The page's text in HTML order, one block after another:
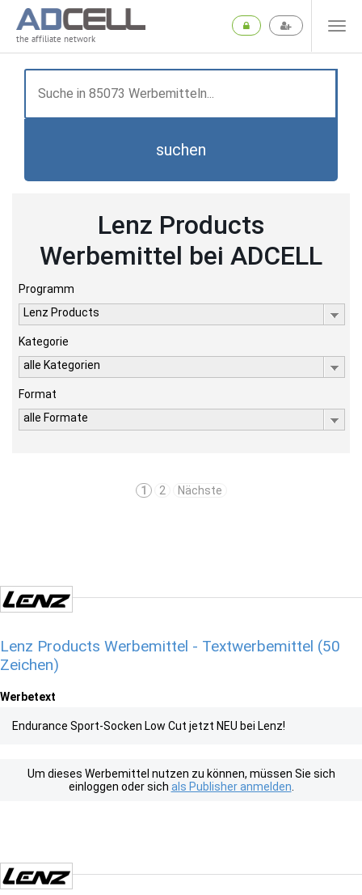
the affiliate network
suchen
Lenz Products
Werbemittel bei ADCELL
Programm
Lenz Products
Kategorie
alle Kategorien
Format
alle Formate
1 2 Nächste
Lenz Products Werbemittel - Textwerbemittel (50
Zeichen)
Werbetext
Endurance Sport-Socken Low Cut jetzt NEU bei Lenz!
Um dieses Werbemittel nutzen zu können, müssen Sie sich
einloggen oder sich als Publisher anmelden